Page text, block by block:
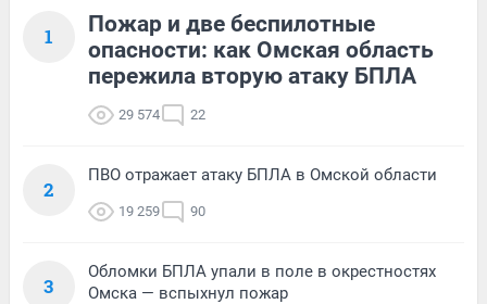
1
Пожар и две беспилотные
опасности: как Омская область
пережила вторую атаку БПЛА
29 574 22
2
ПВО отражает атаку БПЛА в Омской области
19 259 90
3
Обломки БПЛА упали в поле в окрестностях
Омска — вспыхнул пожар